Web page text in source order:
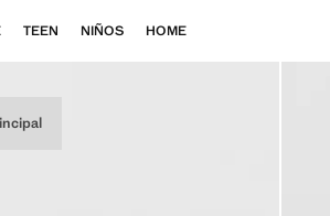
TEEN NIÑOS HOME